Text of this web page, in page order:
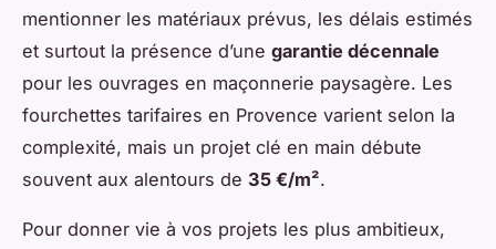
mentionner les matériaux prévus, les délais estimés
et surtout la présence d’une garantie décennale
pour les ouvrages en maçonnerie paysagère. Les
fourchettes tarifaires en Provence varient selon la
complexité, mais un projet clé en main débute
souvent aux alentours de 35 €/m².
Pour donner vie à vos projets les plus ambitieux,